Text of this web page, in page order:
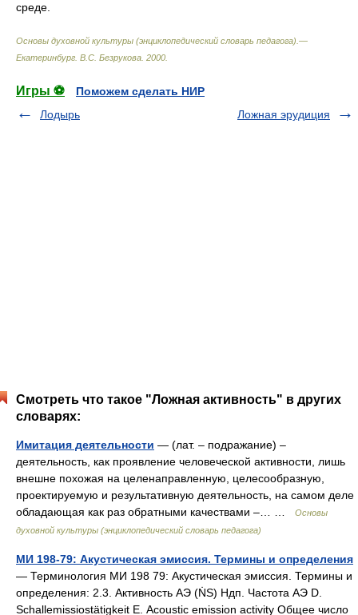
среде.
Основы духовной культуры (энциклопедический словарь педагога).—
Екатеринбург В.С. Безрукова 2000
Игры ⚽
Поможем сделать НИР
Лодырь
Ложная эрудиция
Смотреть что такое "Ложная активность" в других
словарях:
Имитация деятельности — (лат. – подражание) –
деятельность, как проявление человеческой активности, лишь
внешне похожая на целенаправленную, целесообразную,
проектируемую и результативную деятельность, на самом деле
обладающая как раз обратными качествами –… …
Основы
духовной культуры (энциклопедический словарь педагога)
МИ 198-79: Акустическая эмиссия. Термины и определения
— Терминология МИ 198 79: Акустическая эмиссия. Термины и
определения: 2.3. Активность АЭ (ṄS) Ндп. Частота АЭ D.
Schallemissiostätigkeit Е. Acoustic emission activity Общее число